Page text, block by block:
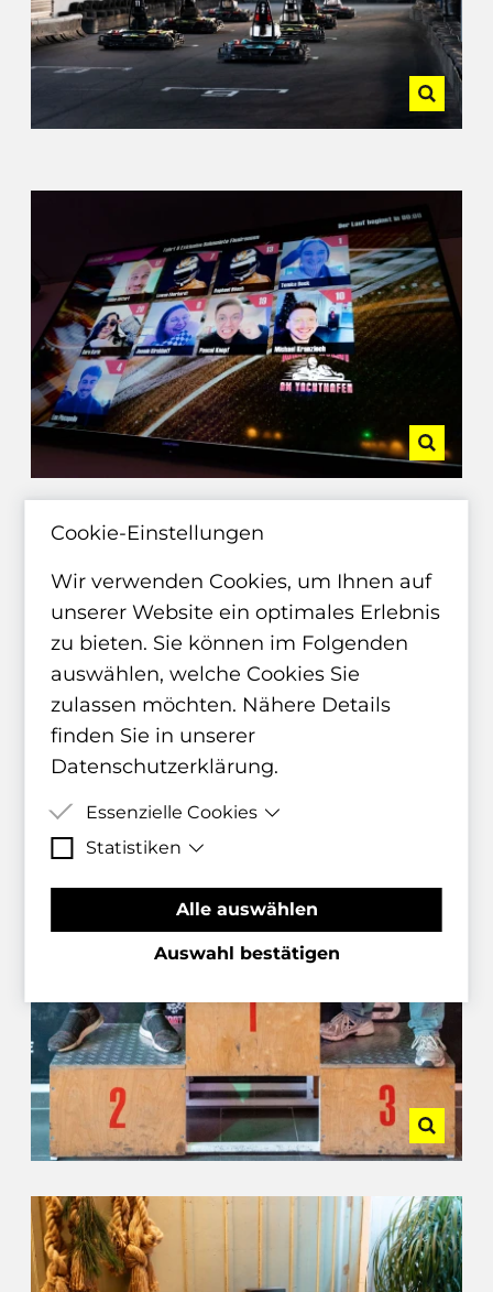
Cookie-Einstellungen
Wir verwenden Cookies, um Ihnen auf
unserer Website ein optimales Erlebnis
zu bieten. Sie können im Folgenden
auswählen, welche Cookies Sie
zulassen möchten. Nähere Details
finden Sie in unserer
Datenschutzerklärung.
Essenzielle Cookies
Essenzielle Cookies sind Cookies,
welche für die ordnungsgemäße
Funktion der Website benötigt
werden.
Statistiken
Matomo Statistik-Cookies helfen
uns zu verstehen, wie Besucher mit
der Webseite interagiert, indem
und gemeldet werden.
Alle auswählen
Auswahl bestätigen